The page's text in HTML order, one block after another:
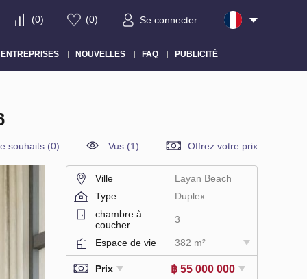
(0) (0) Se connecter
ENTREPRISES NOUVELLES FAQ PUBLICITÉ
souhaits (0) Vus (1) Offrez votre prix
Ville
Layan Beach
Type
Duplex
chambre à
coucher
3
Espace de vie 382 m²
Prix ฿ 55 000 000